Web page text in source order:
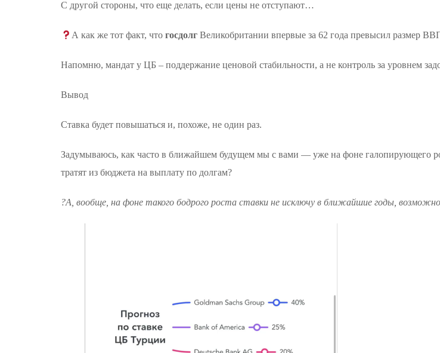
С другой стороны, что еще делать, если цены не отступают…
А как же тот факт, чтогосдолг Великобритании впервые за 62 года превысил размер
Напомню, мандат у ЦБ – поддержание ценовой стабильности, а не контроль за уровнем
Вывод
Ставка будет повышаться и, похоже, не один раз.
Задумываюсь, как часто в ближайшем будущем мы с вами — уже на фоне галопирующего
тратят из бюджета на выплату по долгам?
?А, вообще, на фоне такого бодрого роста ставки не исключу в ближайшие годы,